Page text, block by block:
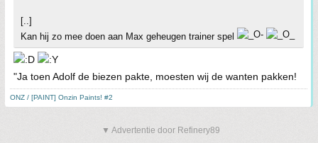
[..]
Kan hij zo mee doen aan Max geheugen trainer spel
"Ja toen Adolf de biezen pakte, moesten wij de wanten pakken!
ONZ / [PAINT] Onzin Paints! #2
▼ Advertentie door Refinery89